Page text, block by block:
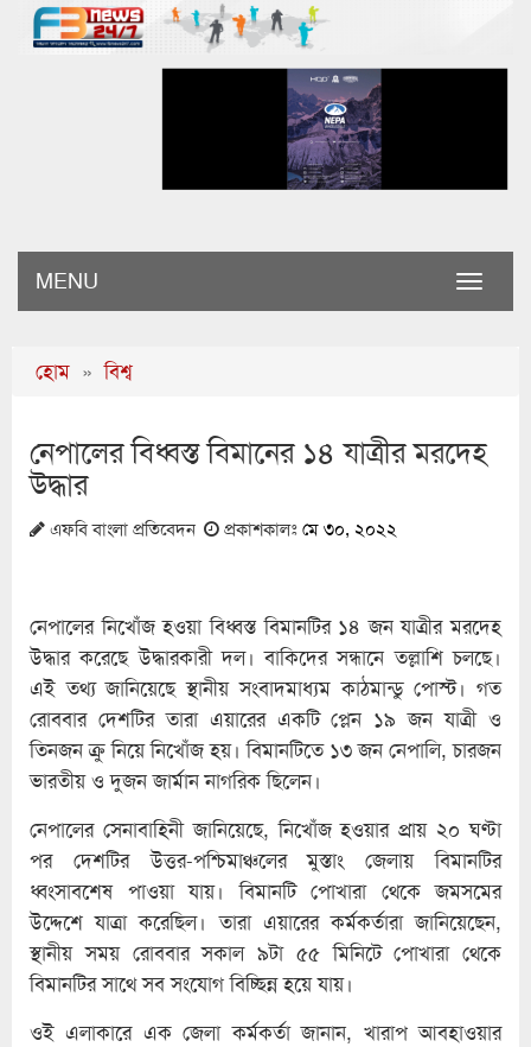
Toggle
MENU
হোম » বিশ্ব
নেপালের বিধ্বস্ত বিমানের ১৪ যাত্রীর মরদেহ
উদ্ধার
এফবি বাংলা প্রতিবেদন প্রকাশকালঃ মে ৩০, ২০২২
নেপালের নিখোঁজ হওয়া বিধ্বস্ত বিমানটির ১৪ জন যাত্রীর মরদেহ
উদ্ধার করেছে উদ্ধারকারী দল। বাকিদের সন্ধানে তল্লাশি চলছে।
এই তথ্য জানিয়েছে স্থানীয় সংবাদমাধ্যম কাঠমান্ডু পোস্ট। গত
রোববার দেশটির তারা এয়ারের একটি প্লেন ১৯ জন যাত্রী ও
তিনজন ক্রু নিয়ে নিখোঁজ হয়। বিমানটিতে ১৩ জন নেপালি, চারজন
ভারতীয় ও দুজন জার্মান নাগরিক ছিলেন।
নেপালের সেনাবাহিনী জানিয়েছে, নিখোঁজ হওয়ার প্রায় ২০ ঘণ্টা
পর দেশটির উত্তর-পশ্চিমাঞ্চলের মুস্তাং জেলায় বিমানটির
ধ্বংসাবশেষ পাওয়া যায়। বিমানটি পোখারা থেকে জমসমের
উদ্দেশে যাত্রা করেছিল। তারা এয়ারের কর্মকর্তারা জানিয়েছেন,
স্থানীয় সময় রোববার সকাল ৯টা ৫৫ মিনিটে পোখারা থেকে
বিমানটির সাথে সব সংযোগ বিচ্ছিন্ন হয়ে যায়।
ওই এলাকারে এক জেলা কর্মকর্তা জানান, খারাপ আবহাওয়ার